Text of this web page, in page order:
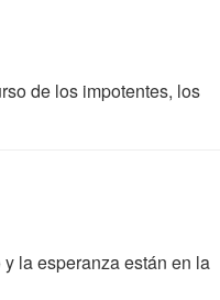
de los impotentes, los
la esperanza están en la